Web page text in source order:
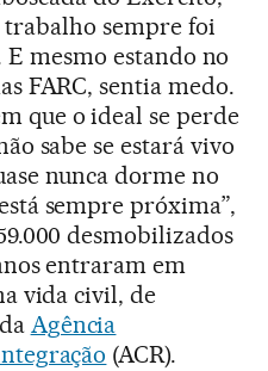
trabalho sempre foi
mesmo estando no
FARC, sentia medo.
que o ideal se perde
sabe se estará vivo
nunca dorme no
sempre próxima”,
desmobilizados
entraram em
vida civil, de
Agência
(ACR).